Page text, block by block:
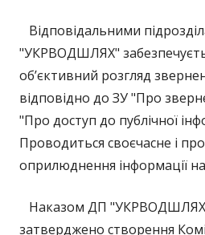
Відповідальними
"УКРВОДШЛЯХ"
об’єктивний розгляд
відповідно до ЗУ "Про
"Про доступ до публічної
Проводиться своєчасне і
оприлюднення інформації
Наказом ДП "УКРВОДШЛЯХ"
затверджено створення